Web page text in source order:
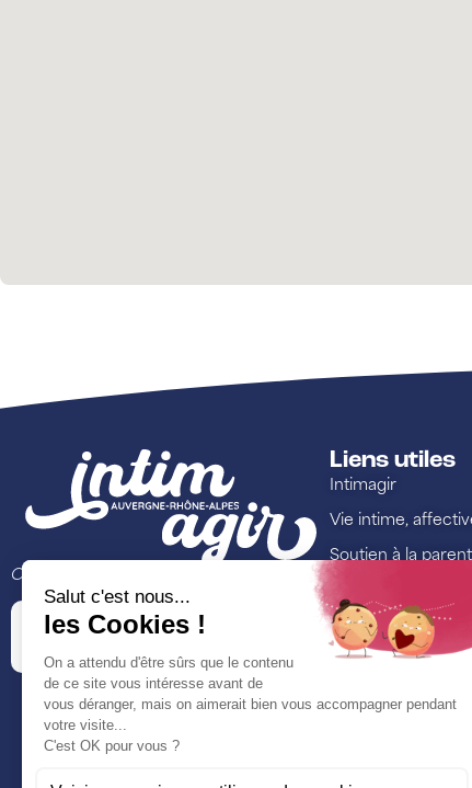
Ce site est porté par
Liens utiles
Intimagir
Vie intime,
Soutien à la
Lutte contre les
Annuaire
Ressources
Nos actualités et